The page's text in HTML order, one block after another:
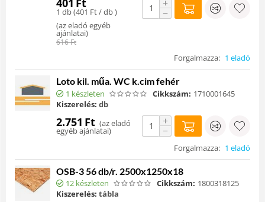
401 Ft
1 db (401 Ft/ db )
(az eladó egyéb
ajánlatai)
616Ft
+
−
Forgalmazza: 1 eladó
Loto kil. műa. WC k.cim fehér
1 készleten Cikkszám: 1710001645
Kiszerelés: db
2.751 Ft (az eladó
egyéb ajánlatai)
+
−
Forgalmazza: 1 eladó
OSB-3 56 db/r. 2500x1250x18
12 készleten Cikkszám: 1800318125
Kiszerelés: tábla